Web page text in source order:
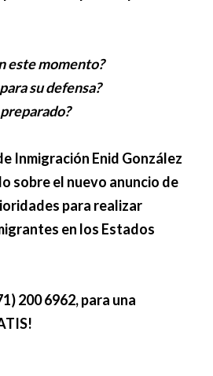
este momento?
su defensa?
Inmigración Enid González
sobre el nuevo anuncio de
para realizar
en los Estados
200 6962, para una